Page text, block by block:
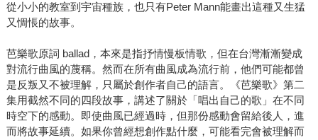
從小小的教室到宇宙種族，也只有Peter Mann能畫出這種又生猛
又惆悵的故事。
芭樂歌原詞 ballad，本來是指抒情慢板情歌，但在台灣漸漸變成
對流行曲風的蔑稱。然而在所有曲風成為流行前，他們可能都曾
是反叛又不被理解，只屬於創作者自己的語言。《芭樂歌》第二
集用截然不同的四段故事，講述了關於「唱出自己的歌」在不同
時空下的感動。即使曲風已經過時，但那份感動會留給後人，進
而將故事延續。如果你曾經想創作點什麼，可能看完會被理解而